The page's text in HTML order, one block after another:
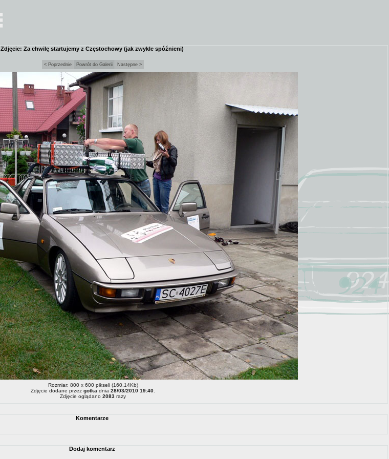
Zdjęcie: Za chwilę startujemy z Częstochowy (jak zwykle spóźnieni)
< Poprzednie Powrót do Galerii Następne >
Rozmiar: 800 x 600 pikseli (160.14Kb)
Zdjęcie dodane przez gotka dnia 28/03/2010 19:40
Zdjęcie oglądano 2083 razy
Komentarze
Dodaj komentarz